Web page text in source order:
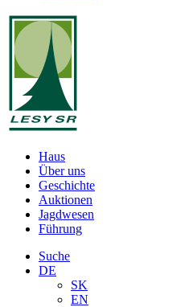
Haus
Über uns
Geschichte
Auktionen
Jagdwesen
Führung
Suche
DE
SK
EN